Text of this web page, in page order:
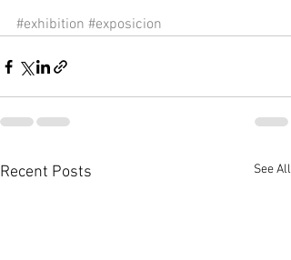
#exhibition #exposicion
Recent Posts See All